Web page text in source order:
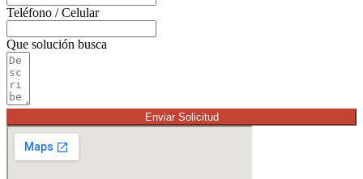
Teléfono / Celular
Que solución busca
Enviar Solicitud